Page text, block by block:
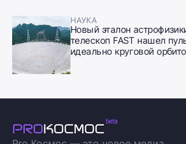
НАУКА
Новый эталон
телескоп FAST нашел
идеально круговой